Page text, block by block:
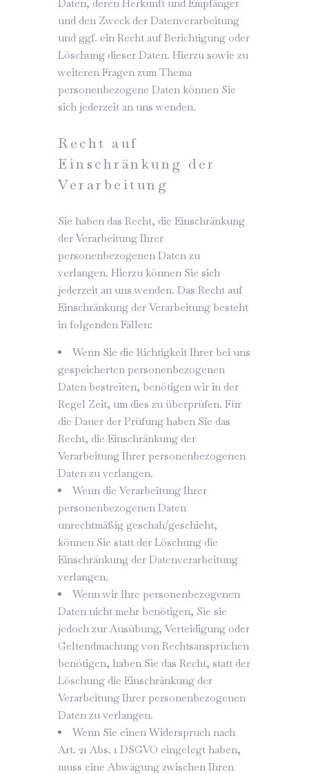
Daten, deren Herkunft und Empfänger
und den Zweck der Datenverarbeitung
und ggf. ein Recht auf Berichtigung oder
Löschung dieser Daten. Hierzu sowie zu
weiteren Fragen zum Thema
personenbezogene Daten können Sie
sich jederzeit an uns wenden.
Recht auf
Einschränkung der
Verarbeitung
Sie haben das Recht, die Einschränkung
der Verarbeitung Ihrer
personenbezogenen Daten zu
verlangen. Hierzu können Sie sich
jederzeit an uns wenden. Das Recht auf
Einschränkung der Verarbeitung besteht
in folgenden Fällen:
Wenn Sie die Richtigkeit Ihrer bei uns
gespeicherten personenbezogenen
Daten bestreiten, benötigen wir in der
Regel Zeit, um dies zu überprüfen. Für
die Dauer der Prüfung haben Sie das
Recht, die Einschränkung der
Verarbeitung Ihrer personenbezogenen
Daten zu verlangen.
Wenn die Verarbeitung Ihrer
personenbezogenen Daten
unrechtmäßig geschah/geschieht,
können Sie statt der Löschung die
Einschränkung der Datenverarbeitung
verlangen.
Wenn wir Ihre personenbezogenen
Daten nicht mehr benötigen, Sie sie
jedoch zur Ausübung, Verteidigung oder
Geltendmachung von Rechtsansprüchen
benötigen, haben Sie das Recht, statt der
Löschung die Einschränkung der
Verarbeitung Ihrer personenbezogenen
Daten zu verlangen.
Wenn Sie einen Widerspruch nach
Art. 21 Abs. 1 DSGVO eingelegt haben,
muss eine Abwägung zwischen Ihren